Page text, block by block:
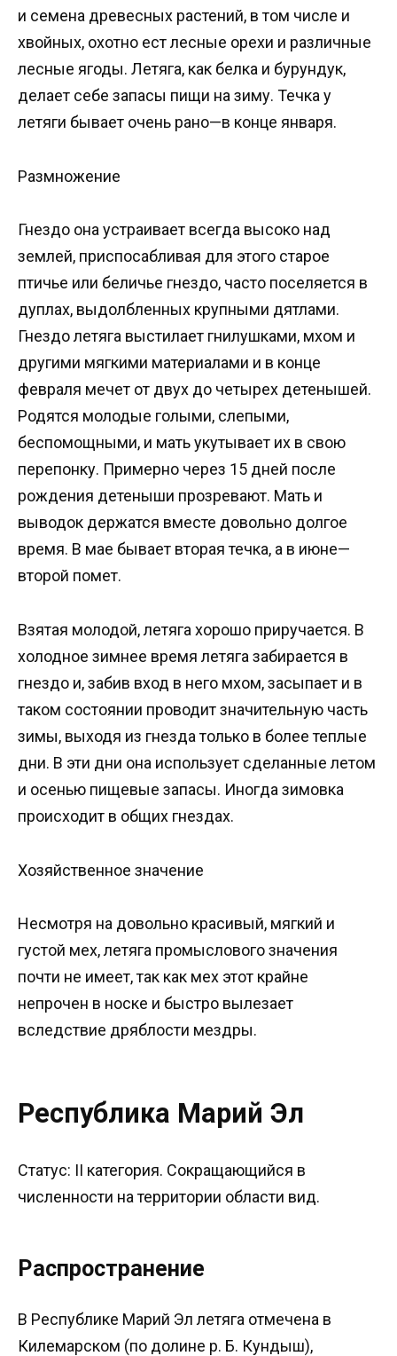
и семена древесных растений, в том числе и
хвойных, охотно ест лесные орехи и различные
лесные ягоды. Летяга, как белка и бурундук,
делает себе запасы пищи на зиму. Течка у
летяги бывает очень рано—в конце января.
Размножение
Гнездо она устраивает всегда высоко над
землей, приспосабливая для этого старое
птичье или беличье гнездо, часто поселяется в
дуплах, выдолбленных крупными дятлами.
Гнездо летяга выстилает гнилушками, мхом и
другими мягкими материалами и в конце
февраля мечет от двух до четырех детенышей.
Родятся молодые голыми, слепыми,
беспомощными, и мать укутывает их в свою
перепонку. Примерно через 15 дней после
рождения детеныши прозревают. Мать и
выводок держатся вместе довольно долгое
время. В мае бывает вторая течка, а в июне—
второй помет.
Взятая молодой, летяга хорошо приручается. В
холодное зимнее время летяга забирается в
гнездо и, забив вход в него мхом, засыпает и в
таком состоянии проводит значительную часть
зимы, выходя из гнезда только в более теплые
дни. В эти дни она использует сделанные летом
и осенью пищевые запасы. Иногда зимовка
происходит в общих гнездах.
Хозяйственное значение
Несмотря на довольно красивый, мягкий и
густой мех, летяга промыслового значения
почти не имеет, так как мех этот крайне
непрочен в носке и быстро вылезает
вследствие дряблости мездры.
Республика Марий Эл
Статус: II категория. Сокращающийся в
численности на территории области вид.
Распространение
В Республике Марий Эл летяга отмечена в
Килемарском (по долине р. Б. Кундыш),